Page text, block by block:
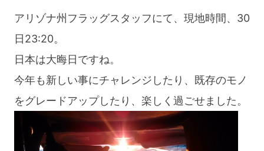
アリゾナ州フラッグスタッフにて、現地時間、30
日23:20。
日本は大晦日ですね。
今年も新しい事にチャレンジしたり、既存のモノ
をグレードアップしたり、楽しく過ごせました。